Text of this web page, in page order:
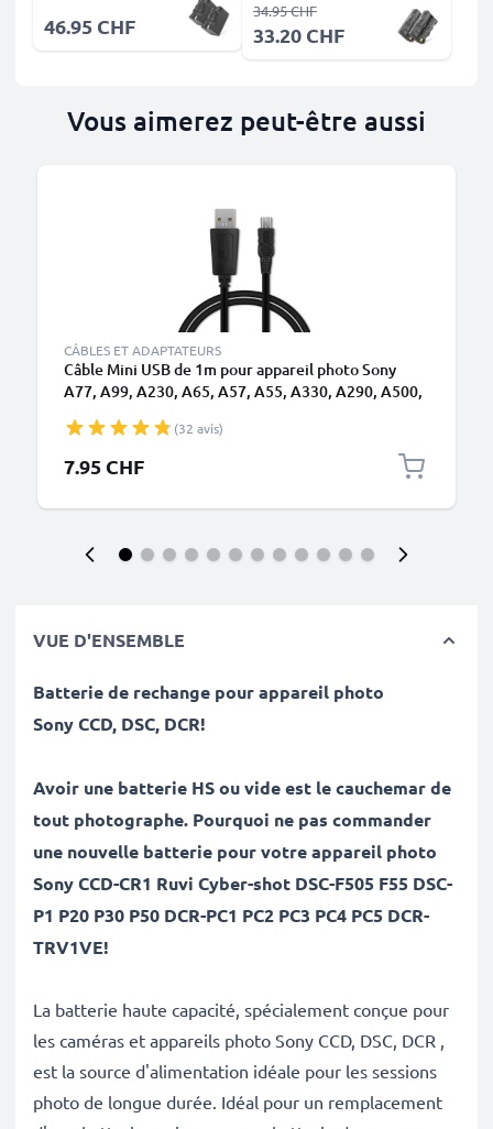
46.95 CHF 33.20 CHF
34.95 CHF
Vous aimerez peut-être aussi
CÂBLES ET ADAPTATEURS
Câble Mini USB de 1m pour appareil photo Sony
A77, A99, A230, A65, A57, A55, A330, A290, A500,
1A noir PVC
(32 avis)
7.95 CHF
VUE D'ENSEMBLE
Batterie de rechange pour appareil photo
SonyCCD, DSC, DCR!
Avoir une batterie HS ou vide est le cauchemar de
tout photographe. Pourquoi ne pas commander
une nouvelle batterie pour votre appareil photo
Sony CCD-CR1 Ruvi Cyber-shot DSC-F505 F55 DSC-
P1 P20 P30 P50 DCR-PC1 PC2 PC3 PC4 PC5 DCR-
TRV1VE!
La batterie haute capacité, spécialement conçue pour
les caméras et appareils photo Sony CCD, DSC, DCR ,
est la source d'alimentation idéale pour les sessions
photo de longue durée. Idéal pour un remplacement